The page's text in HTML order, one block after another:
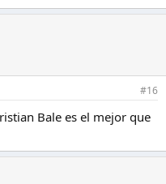
#16
Bale es el mejor que